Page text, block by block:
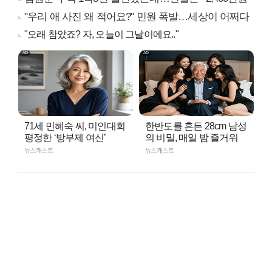
"우리 애 사진 왜 적어요?" 민원 폭발…세상이 어쩌다
"오래 참았죠? 자, 오늘이 그날이에요.."
71세 민혜숙 씨, 미인대회
평정한 ‘방부제 여신’
뉴스캐스트
한반도를 흔든 28cm 남성
의 비밀, 매일 밤 즐거워
뉴스캐스트